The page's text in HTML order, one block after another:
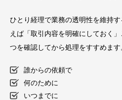
ひとり経理で業務の透明性を維持
えば「取引内容を明確にしておく
つを確認してから処理をすすめます
誰からの依頼で
何のために
いつまでに